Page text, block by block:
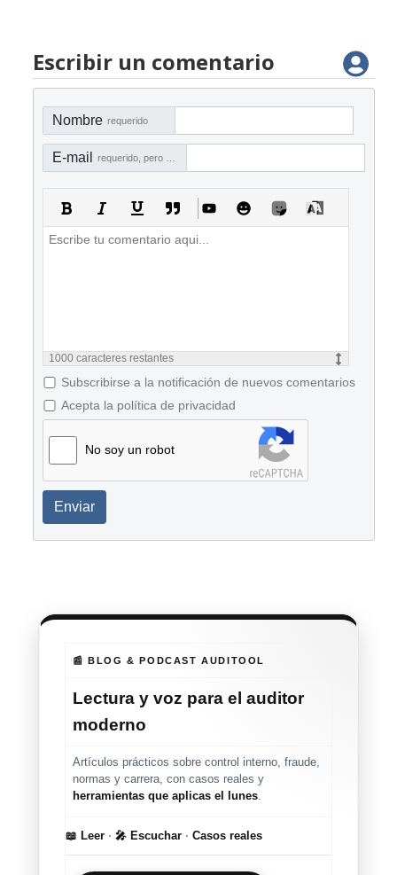
Escribir un comentario
Nombre requerido
E-mail
1000 caracteres restantes
Subscribirse a la notificación de nuevos comentarios
Acepta la política de privacidad
No soy un robot
Enviar
📰 BLOG & PODCAST AUDITOOL
Lectura y voz para el auditor
moderno
Artículos prácticos sobre control interno, fraude,
normas y carrera, con casos reales y
herramientas que aplicas el lunes.
📖 Leer · 🎤 Escuchar · Casos reales